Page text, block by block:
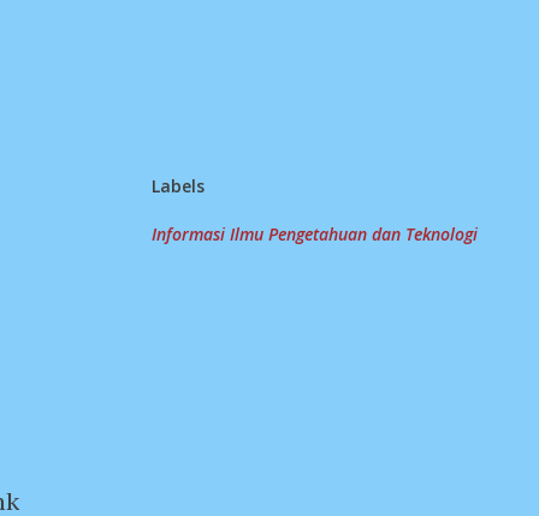
Labels
Informasi Ilmu Pengetahuan dan Teknologi